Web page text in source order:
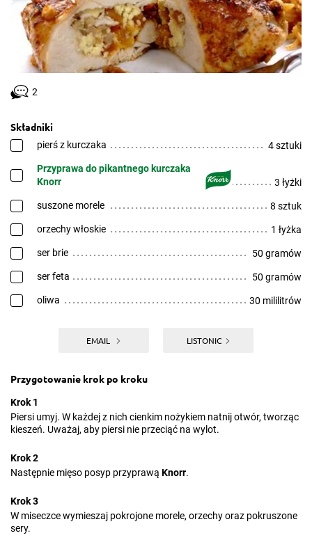
2
Składniki
pierś z kurczaka 4 sztuki
Przyprawa do pikantnego kurczaka
Knorr
3 łyżki
suszone morele 8 sztuk
orzechy włoskie 1 łyżka
ser brie 50 gramów
ser feta 50 gramów
oliwa 30 mililitrów
EMAIL LISTONIC
Przygotowanie krok po kroku
Krok 1
Piersi umyj. W każdej z nich cienkim nożykiem natnij otwór, tworząc
kieszeń. Uważaj, aby piersi nie przeciąć na wylot.
Krok 2
Następnie mięso posyp przyprawą Knorr.
Krok 3
W miseczce wymieszaj pokrojone morele, orzechy oraz pokruszone
sery.